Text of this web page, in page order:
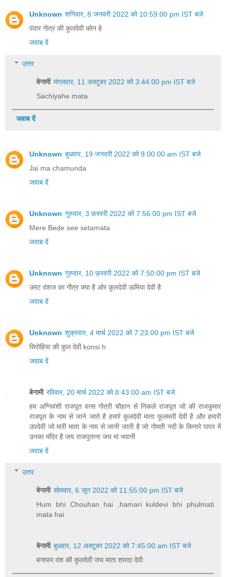
Unknown शनिवार, 8 जनवरी 2022 को 10:59:00 pm IST बजे
पंवार गोत्र की कुलदेवी कोन हे
जवाब दें
उत्तर
बेनामी मंगलवार, 11 अक्टूबर 2022 को 3:44:00 pm IST बजे
Sachiyahe mata
जवाब दें
Unknown बुधवार, 19 जनवरी 2022 को 9:00:00 am IST बजे
Jai ma chamunda
जवाब दें
Unknown गुरुवार, 3 फ़रवरी 2022 को 7:56:00 pm IST बजे
Mere Bede see setamata
जवाब दें
Unknown गुरुवार, 10 फ़रवरी 2022 को 7:50:00 pm IST बजे
उमट वंशज का गौत्र क्या है ओर कुलदेवी ऊमिया देवी है
जवाब दें
Unknown शुक्रवार, 4 मार्च 2022 को 7:23:00 pm IST बजे
सिरोहिया की कुल देवी konsi h
जवाब दें
बेनामी रविवार, 20 मार्च 2022 को 8:43:00 am IST बजे
हम अग्निवंशी राजपूत वत्स गोत्री चौहान से निकले राजपूत जो की राजकुमार
राजपूत के नाम से जाने जाते है हमारे कुलदेवी माता फूलमती देवी है और हमारी
उपदेवी जो मारी माता के नाम से जानी जाती है जो गोमती नदी के किनारे पापर में
उनका मंदिर है जय राजपुताना जय मां भवानी
जवाब दें
उत्तर
बेनामी सोमवार, 6 जून 2022 को 11:55:00 pm IST बजे
Hum bhi Chouhan hai ,hamari kuldevi bhi phulmati
mata hai
बेनामी बुधवार, 12 अक्टूबर 2022 को 7:45:00 am IST बजे
बनाफर वंश की कुलदेवी जय माता शारदा देवी